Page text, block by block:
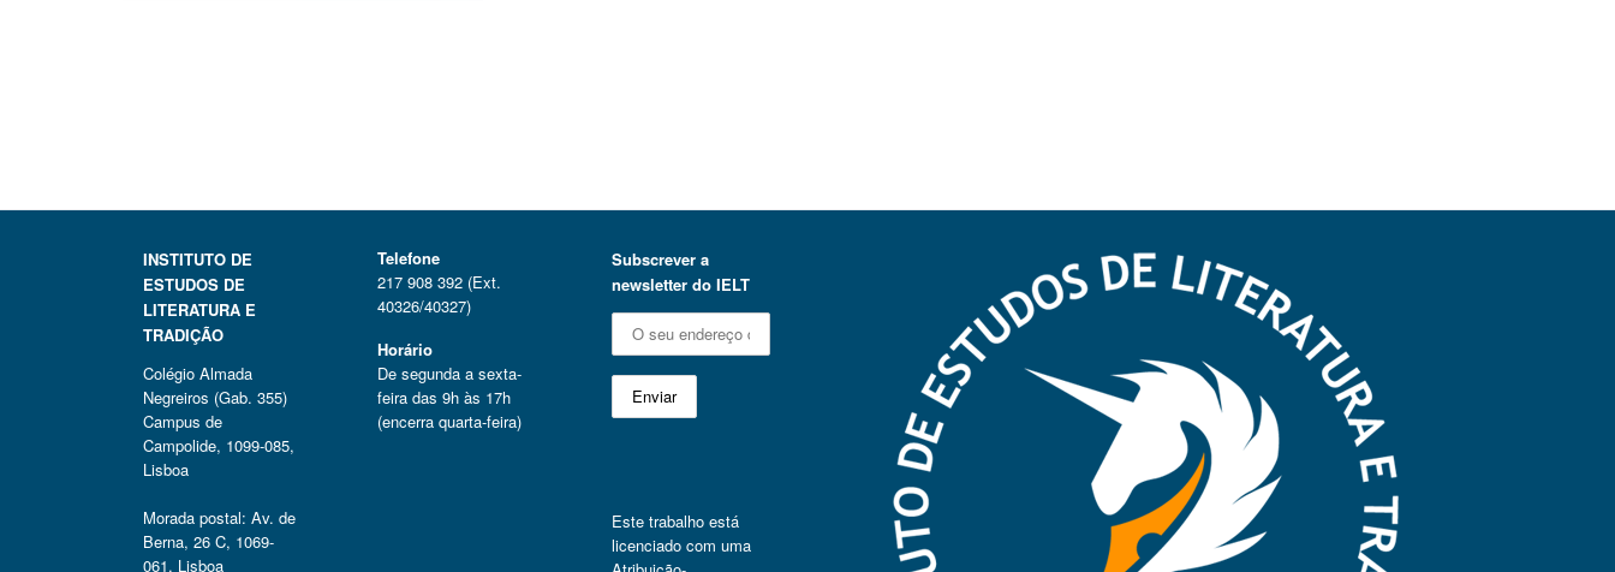
INSTITUTO DE
ESTUDOS DE
LITERATURA E
TRADIÇÃO
Colégio Almada
Negreiros (Gab. 355)
Campus de
Campolide, 1099-085,
Lisboa
Morada postal: Av. de
Berna, 26 C, 1069-
061, Lisboa
Telefone
217 908 392 (Ext.
40326/40327)
Horário
De segunda a sexta-
feira das 9h às 17h
(encerra quarta-feira)
Subscrever a
newsletter do IELT
Este trabalho está
licenciado com uma